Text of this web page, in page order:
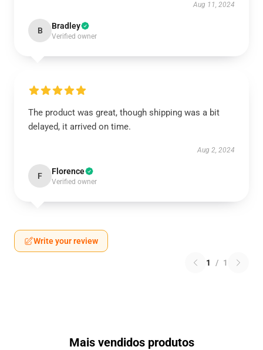
Aug 11, 2024
B Bradley
Verified owner
The product was great, though shipping was a bit
delayed, it arrived on time.
Aug 2, 2024
F Florence
Verified owner
Write your review
1 / 1
Mais vendidos produtos